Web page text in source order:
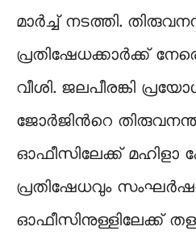
മാർച്ച് നടത്തി.
പ്രതിഷേധക്കാർക്ക്
വീശി. ജലപീരങ്കി
ജോർജിന്‍റെ
ഓഫീസിലേക്ക്
പ്രതിഷേധവും
ഓഫീസിനുള്ളിലേക്ക്